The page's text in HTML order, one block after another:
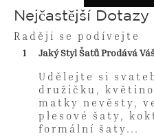
Nejčastější Dotazy
Raději se podívejte
1 Jaký Styl Šatů Prodává
Udělejte si
družičku,
matky nevěsty,
plesové šaty,
formální šaty...